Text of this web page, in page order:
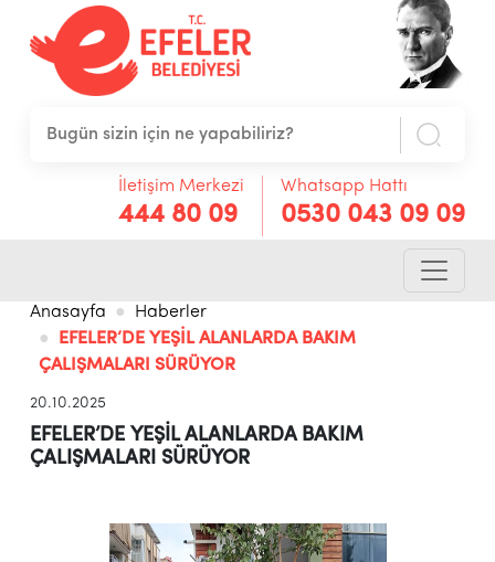
İletişim Merkezi
444 80 09
Whatsapp Hattı
0530 043 09 09
Anasayfa
Haberler
EFELER’DE YEŞİL ALANLARDA BAKIM
ÇALIŞMALARI SÜRÜYOR
20.10.2025
EFELER’DE YEŞİL ALANLARDA BAKIM
ÇALIŞMALARI SÜRÜYOR